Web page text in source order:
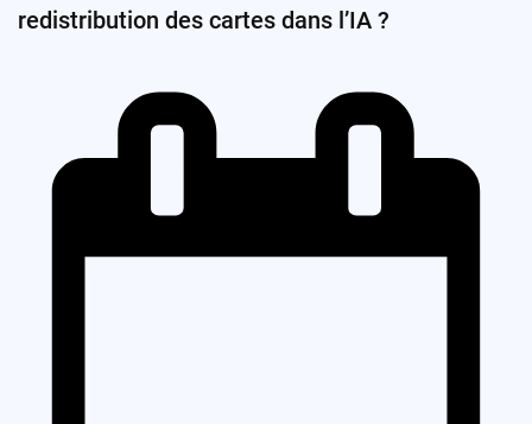
redistribution des cartes dans l’IA ?